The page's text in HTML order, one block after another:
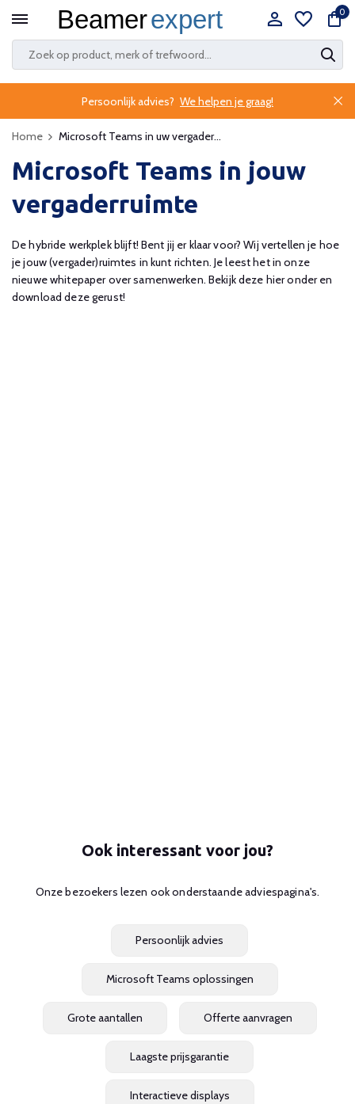
0
Persoonlijk advies? We helpen je graag!
Home Microsoft Teams in uw vergader...
Microsoft Teams in jouw
vergaderruimte
De hybride werkplek blijft! Bent jij er klaar voor? Wij vertellen je hoe
je jouw (vergader)ruimtes in kunt richten. Je leest het in onze
nieuwe whitepaper over samenwerken. Bekijk deze hier onder en
download deze gerust!
Ook interessant voor jou?
Onze bezoekers lezen ook onderstaande adviespagina's.
Persoonlijk advies
Microsoft Teams oplossingen
Grote aantallen Offerte aanvragen
Laagste prijsgarantie
Interactieve displays